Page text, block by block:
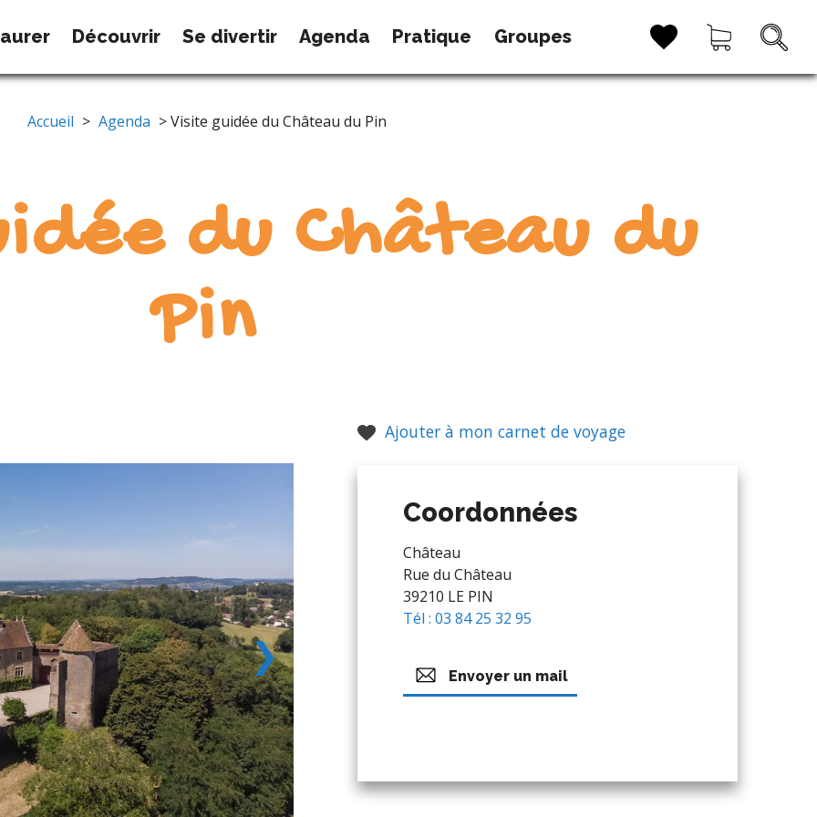
Découvrir Se divertir Agenda Pratique Groupes
Accueil > Agenda > Visite guidée du Château du Pin
du Château du
Pin
❯
Ajouter à mon carnet de voyage
Coordonnées
Château
Rue du Château
39210 LE PIN
Tél : 03 84 25 32 95
Envoyer un mail